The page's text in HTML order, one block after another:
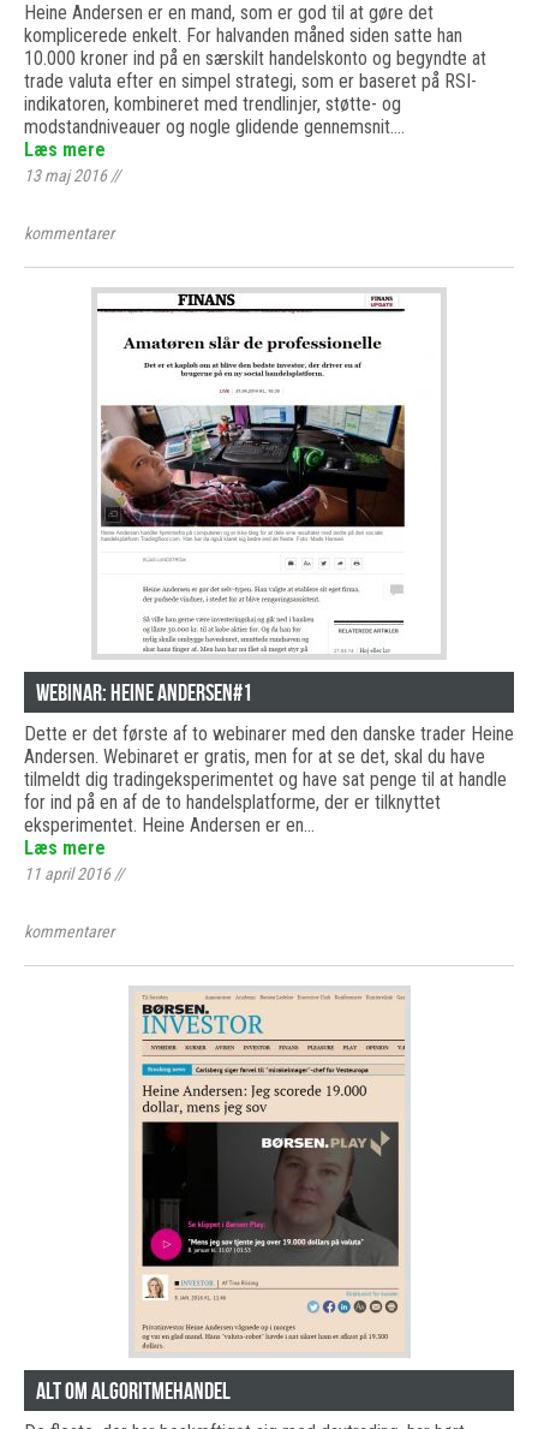
Heine Andersen er en mand, som er god til at gøre det
komplicerede enkelt. For halvanden måned siden satte han
10.000 kroner ind på en særskilt handelskonto og begyndte at
trade valuta efter en simpel strategi, som er baseret på RSI-
indikatoren, kombineret med trendlinjer, støtte- og
modstandniveauer og nogle glidende gennemsnit.…
Læs mere
13 maj 2016//
kommentarer
Webinar: Heine Andersen#1
Dette er det første af to webinarer med den danske trader Heine
Andersen. Webinaret er gratis, men for at se det, skal du have
tilmeldt dig tradingeksperimentet og have sat penge til at handle
for ind på en af de to handelsplatforme, der er tilknyttet
eksperimentet. Heine Andersen er en…
Læs mere
11 april 2016//
kommentarer
Alt om algoritmehandel